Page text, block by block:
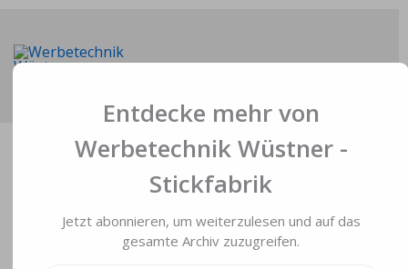
springen
Wasserflugzeug
Entdecke mehr von
Werbetechnik Wüstner -
Stickfabrik
Jetzt abonnieren, um weiterzulesen und auf das
gesamte Archiv zuzugreifen.